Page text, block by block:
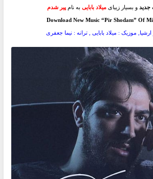
جدید و بسیار زیبای میلاد باباییبه نام پیر شدم
Download New Music “Pir Shodam” Of
ارشیا, موزیک : میلاد بابایی , ترانه : نیما جعفری